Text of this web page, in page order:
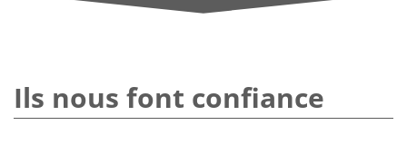
Ils nous font confiance